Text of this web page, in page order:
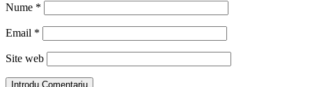
Nume *
Email *
Site web
Introdu Comentariu